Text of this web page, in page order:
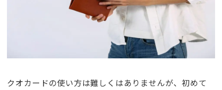
クオカードの使い方は難しくはありませんが、初めて